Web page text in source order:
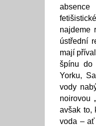
absence
najdeme
ústřední
mají
špínu do
Yorku,
vody
noirovou
avšak to,
voda – ať